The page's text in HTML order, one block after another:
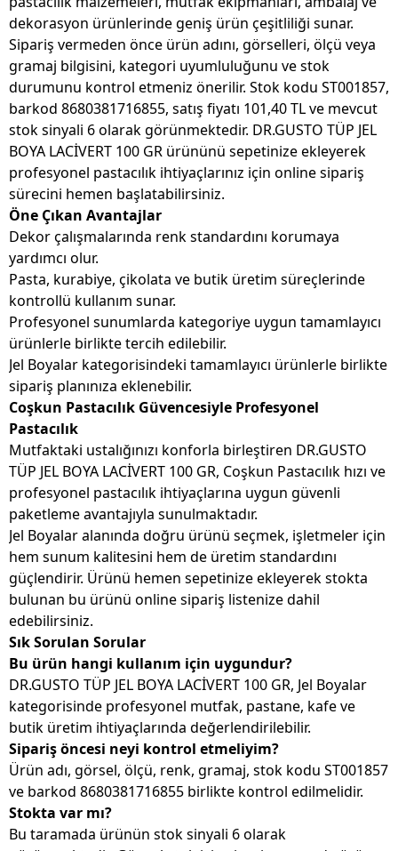
dekorasyon ürünlerinde geniş ürün çeşitliliği sunar.
Sipariş vermeden önce ürün adını, görselleri, ölçü veya
gramaj bilgisini, kategori uyumluluğunu ve stok
durumunu kontrol etmeniz önerilir. Stok kodu ST001857,
barkod 8680381716855, satış fiyatı 101,40 TL ve mevcut
stok sinyali 6 olarak görünmektedir. DR.GUSTO TÜP JEL
BOYA LACİVERT 100 GR ürününü sepetinize ekleyerek
profesyonel pastacılık ihtiyaçlarınız için online sipariş
sürecini hemen başlatabilirsiniz.
Öne Çıkan Avantajlar
Dekor çalışmalarında renk standardını korumaya
yardımcı olur.
Pasta, kurabiye, çikolata ve butik üretim süreçlerinde
kontrollü kullanım sunar.
Profesyonel sunumlarda kategoriye uygun tamamlayıcı
ürünlerle birlikte tercih edilebilir.
Jel Boyalar kategorisindeki tamamlayıcı ürünlerle birlikte
sipariş planınıza eklenebilir.
Coşkun Pastacılık Güvencesiyle Profesyonel
Pastacılık
Mutfaktaki ustalığınızı konforla birleştiren DR.GUSTO
TÜP JEL BOYA LACİVERT 100 GR, Coşkun Pastacılık hızı ve
profesyonel pastacılık ihtiyaçlarına uygun güvenli
paketleme avantajıyla sunulmaktadır.
Jel Boyalar alanında doğru ürünü seçmek, işletmeler için
hem sunum kalitesini hem de üretim standardını
güçlendirir. Ürünü hemen sepetinize ekleyerek stokta
bulunan bu ürünü online sipariş listenize dahil
edebilirsiniz.
Sık Sorulan Sorular
Bu ürün hangi kullanım için uygundur?
DR.GUSTO TÜP JEL BOYA LACİVERT 100 GR, Jel Boyalar
kategorisinde profesyonel mutfak, pastane, kafe ve
butik üretim ihtiyaçlarında değerlendirilebilir.
Sipariş öncesi neyi kontrol etmeliyim?
Ürün adı, görsel, ölçü, renk, gramaj, stok kodu ST001857
ve barkod 8680381716855 birlikte kontrol edilmelidir.
Stokta var mı?
Bu taramada ürünün stok sinyali 6 olarak